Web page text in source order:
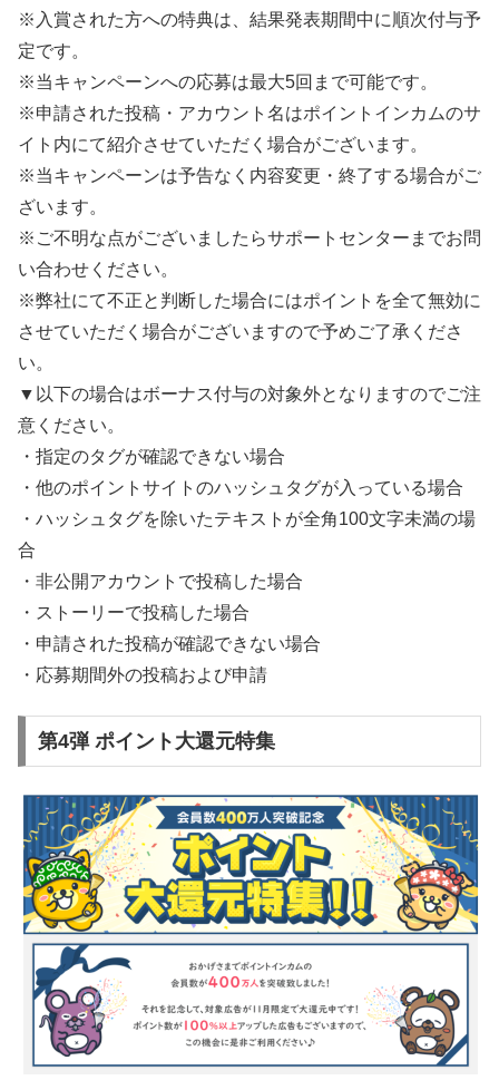
※入賞された方への特典は、結果発表期間中に順次付与予
定です。
※当キャンペーンへの応募は最大5回まで可能です。
※申請された投稿・アカウント名はポイントインカムのサ
イト内にて紹介させていただく場合がございます。
※当キャンペーンは予告なく内容変更・終了する場合がご
ざいます。
※ご不明な点がございましたらサポートセンターまでお問
い合わせください。
※弊社にて不正と判断した場合にはポイントを全て無効に
させていただく場合がございますので予めご了承くださ
い。
▼以下の場合はボーナス付与の対象外となりますのでご注
意ください。
・指定のタグが確認できない場合
・他のポイントサイトのハッシュタグが入っている場合
・ハッシュタグを除いたテキストが全角100文字未満の場
合
・非公開アカウントで投稿した場合
・ストーリーで投稿した場合
・申請された投稿が確認できない場合
・応募期間外の投稿および申請
第4弾 ポイント大還元特集